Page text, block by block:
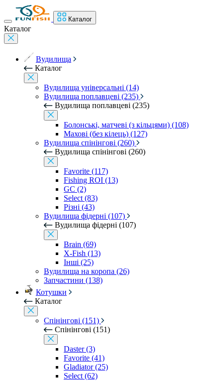
Каталог
Каталог
Вудилища
Каталог
Вудилища універсальні (14)
Вудилища поплавцеві (235)
Вудилища поплавцеві (235)
Болонські, матчеві (з кільцями) (108)
Махові (без кілець) (127)
Вудилища спінінгові (260)
Вудилища спінінгові (260)
Favorite (117)
Fishing ROI (13)
GC (2)
Select (83)
Різні (43)
Вудилища фідерні (107)
Вудилища фідерні (107)
Brain (69)
X-Fish (13)
Інші (25)
Вудилища на коропа (26)
Запчастини (138)
Котушки
Каталог
Спінінгові (151)
Спінінгові (151)
Daster (3)
Favorite (41)
Gladiator (25)
Select (62)